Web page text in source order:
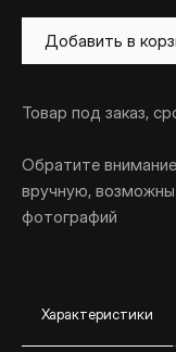
Добавить в
Товар под заказ,
Обратите
вручную, возможны
фотографий
Характеристики